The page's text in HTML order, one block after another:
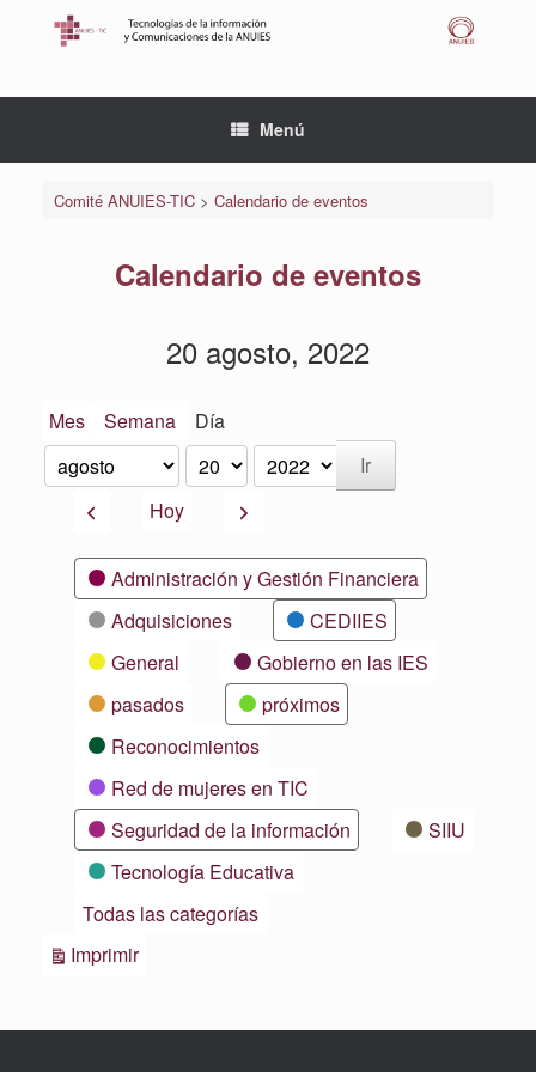
Menú
Comité ANUIES-TIC> Calendario de eventos
Calendario de eventos
20 agosto, 2022
Mes Semana Día
Mes
Día
Año
AnteriorHoy Siguiente
CategoríasAdministración y Gestión Financiera
Adquisiciones
CEDIIES
General
Gobierno en las IES
pasados
próximos
Reconocimientos
Red de mujeres en TIC
Seguridad de la información
SIIU
Tecnología Educativa
Todas las categorías
ImprimirVistas